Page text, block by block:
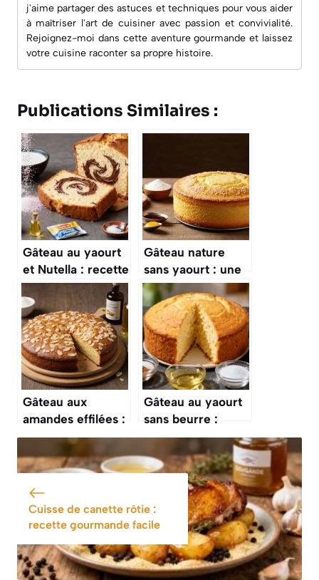
j'aime partager des astuces et techniques pour vous aider
à maîtriser l'art de cuisiner avec passion et convivialité.
Rejoignez-moi dans cette aventure gourmande et laissez
votre cuisine raconter sa propre histoire.
Publications Similaires :
Gâteau au yaourt
et Nutella : recette
facile et
gourmande
Gâteau nature
sans yaourt : une
recette facile et
savoureuse
Gâteau aux
amandes effilées :
une recette facile
et délicieuse
Gâteau au yaourt
sans beurre :
recette facile et
légère
Cuisse de canette rôtie :
recette gourmande facile